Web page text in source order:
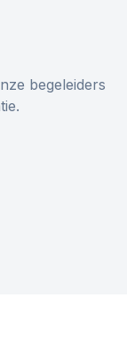
begeleiders